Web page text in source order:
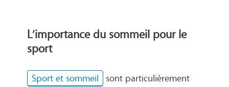
L’importance du sommeil pour le
sport
Sport et sommeil sont particulièrement